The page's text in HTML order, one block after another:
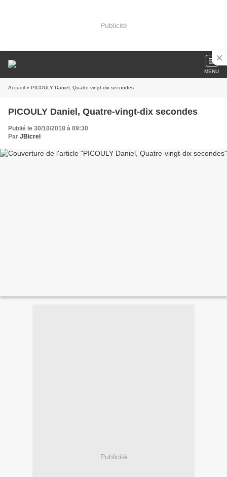
Publicité
MENU
Accueil » PICOULY Daniel, Quatre-vingt-dix secondes
PICOULY Daniel, Quatre-vingt-dix secondes
Publié le 30/10/2018 à 09:30
Par JBicrel
Publicité